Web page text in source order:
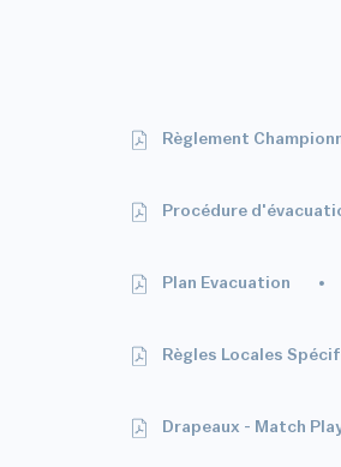
Règlement
Procédure
Plan Evacuation
Règles Locales
Drapeaux - Match